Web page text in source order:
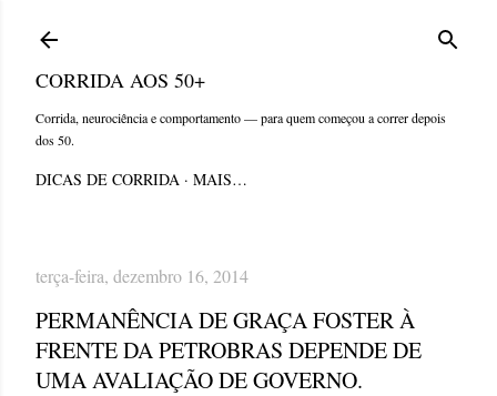
CORRIDA AOS 50+
Corrida, neurociência e comportamento — para quem começou a correr depois
dos 50.
DICAS DE CORRIDA MAIS…
terça-feira, dezembro 16, 2014
PERMANÊNCIA DE GRAÇA FOSTER À
FRENTE DA PETROBRAS DEPENDE DE
UMA AVALIAÇÃO DE GOVERNO.